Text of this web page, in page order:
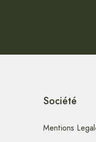
Société
Mentions